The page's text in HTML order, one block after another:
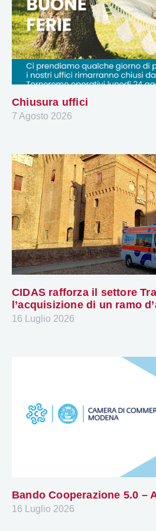
Chiusura uffici
7 Agosto 2026
CIDAS rafforza il settore
l’acquisizione di un ramo
16 Luglio 2026
Bando Cooperazione 5.0 –
16 Luglio 2026